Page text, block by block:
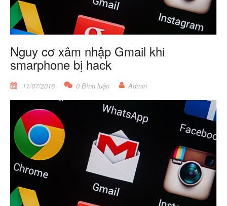
Nguy cơ xâm nhập Gmail khi
smarphone bị hack
11/07/2016 0 Bình luận Admin